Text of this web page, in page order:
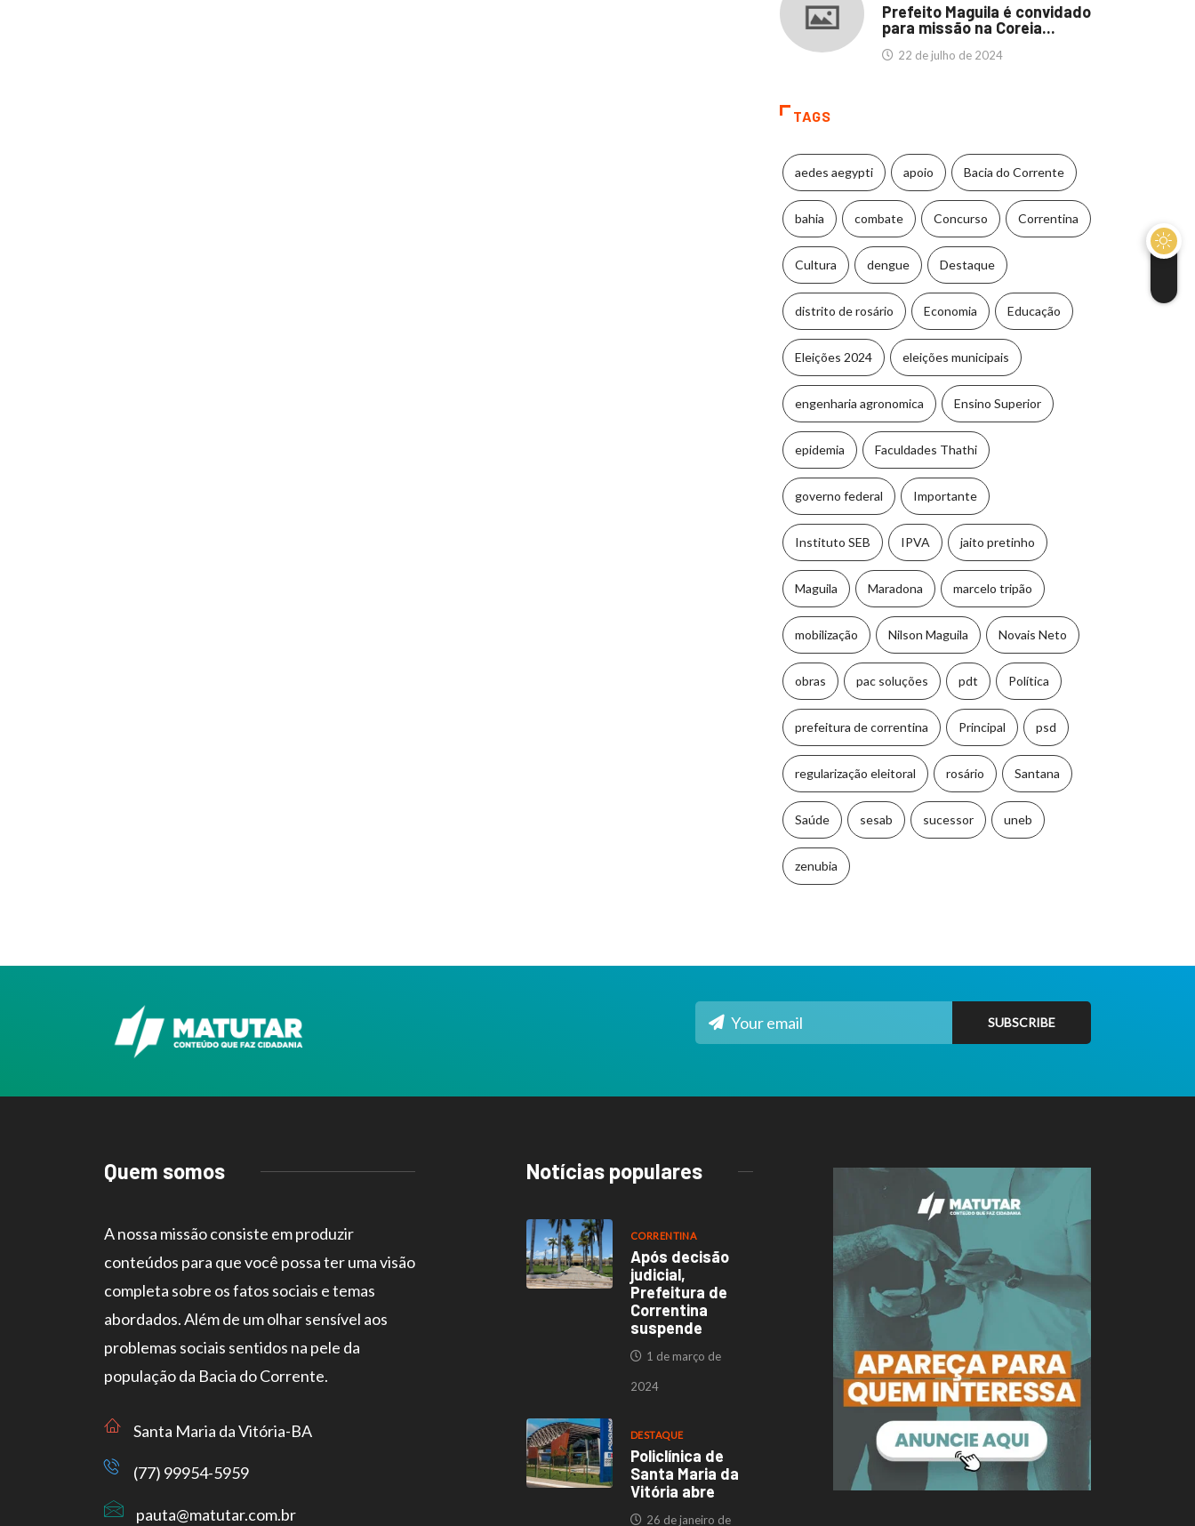
Prefeito Maguila é convidado
para missão na Coreia...
22 de julho de 2024
TAGS
aedes aegypti apoio Bacia do Corrente
bahia combate Concurso Correntina
Cultura dengue Destaque
distrito de rosário Economia Educação
Eleições 2024 eleições municipais
engenharia agronomica Ensino Superior
epidemia Faculdades Thathi
governo federal Importante
Instituto SEB IPVA jaito pretinho
Maguila Maradona marcelo tripão
mobilização Nilson Maguila Novais Neto
obras pac soluções pdt Política
prefeitura de correntina Principal psd
regularização eleitoral rosário Santana
Saúde sesab sucessor uneb
zenubia
Quem somos
A nossa missão consiste em produzir
conteúdos para que você possa ter uma visão
completa sobre os fatos sociais e temas
abordados. Além de um olhar sensível aos
problemas sociais sentidos na pele da
população da Bacia do Corrente.
Santa Maria da Vitória-BA
(77) 99954-5959
pauta@matutar.com.br
Notícias populares
CORRENTINA
Após decisão
judicial,
Prefeitura de
Correntina
suspende
1 de março de
2024
DESTAQUE
Policlínica de
Santa Maria da
Vitória abre
26 de janeiro de